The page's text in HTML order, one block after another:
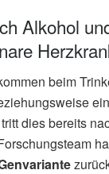
Alkohol
beim
ein
dies bereits